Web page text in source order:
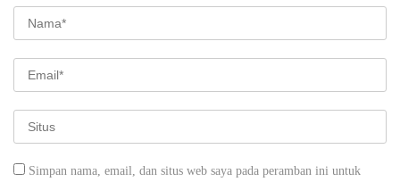
Simpan nama, email, dan situs web saya pada peramban ini untuk